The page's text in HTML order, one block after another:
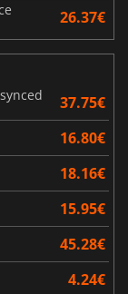
26.37€
37.75€
16.80€
18.16€
15.95€
45.28€
4.24€